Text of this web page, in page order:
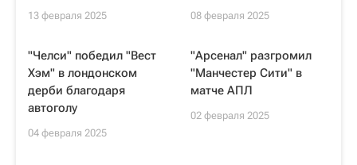
13 февраля 2025 08 февраля 2025
"Челси" победил "Вест
Хэм" в лондонском
дерби благодаря
автоголу
04 февраля 2025
"Арсенал" разгромил
"Манчестер Сити" в
матче АПЛ
02 февраля 2025